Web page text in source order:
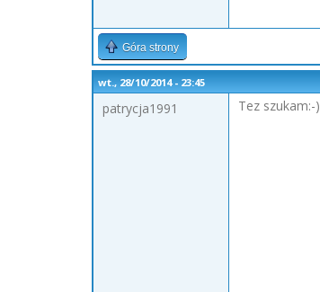
Góra strony
wt., 28/10/2014 - 23:45
patrycja1991
Tez szukam:-)